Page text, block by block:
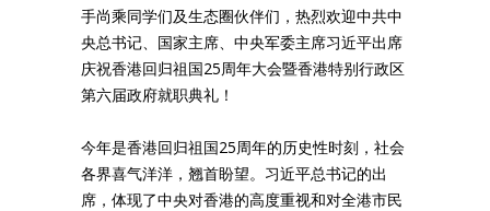
手尚乘同学们及生态圈伙伴们，热烈欢迎中共中
央总书记、国家主席、中央军委主席习近平出席
庆祝香港回归祖国25周年大会暨香港特别行政区
第六届政府就职典礼！
今年是香港回归祖国25周年的历史性时刻，社会
各界喜气洋洋，翘首盼望。习近平总书记的出
席，体现了中央对香港的高度重视和对全港市民